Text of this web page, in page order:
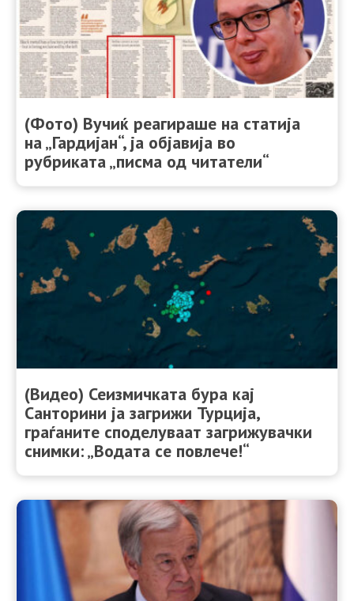
(Фото) Вучиќ реагираше на статија
на „Гардијан“, ја објавија во
рубриката „писма од читатели“
(Видео) Сеизмичката бура кај
Санторини ја загрижи Турција,
граѓаните споделуваат загрижувачки
снимки: „Водата се повлече!“